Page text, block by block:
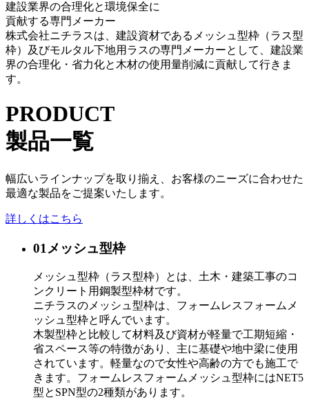
建設業界の合理化と環境保全に
貢献する専門メーカー
株式会社ニチラスは、建設資材であるメッシュ型枠（ラス型
枠）及びモルタル下地用ラスの専門メーカーとして、建設業
界の合理化・省力化と木材の使用量削減に貢献して行きま
す。
PRODUCT
製品一覧
幅広いラインナップを取り揃え、お客様のニーズに合わせた
最適な製品をご提案いたします。
詳しくはこちら
01 メッシュ型枠
メッシュ型枠（ラス型枠）とは、土木・建築工事のコ
ンクリート用鋼製型枠材です。
ニチラスのメッシュ型枠は、フォームレスフォームメ
ッシュ型枠と呼んでいます。
木製型枠と比較して材料及び資材が軽量で工期短縮・
省スペース等の特徴があり、主に基礎や地中梁に使用
されています。軽量なので女性や高齢の方でも施工で
きます。フォームレスフォームメッシュ型枠にはNET5
型とSPN型の2種類があります。